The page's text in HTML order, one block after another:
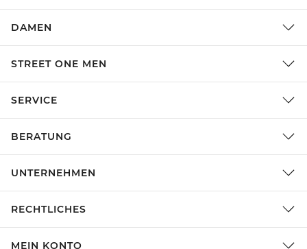
DAMEN
STREET ONE MEN
SERVICE
BERATUNG
UNTERNEHMEN
RECHTLICHES
MEIN KONTO